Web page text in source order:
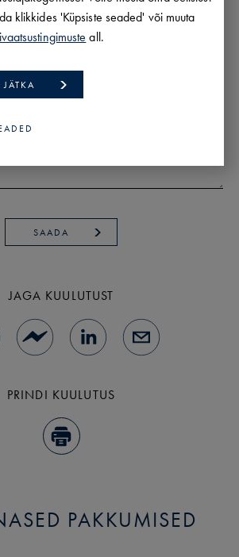
klikkides 'Küpsiste seaded' või muuta
all.
SAADA
JAGA KUULUTUST
PRINDI KUULUTUS
PAKKUMISED